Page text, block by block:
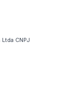
CNPJ